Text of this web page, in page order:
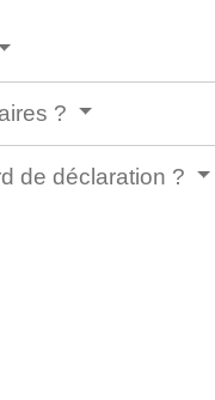
?
de déclaration ?